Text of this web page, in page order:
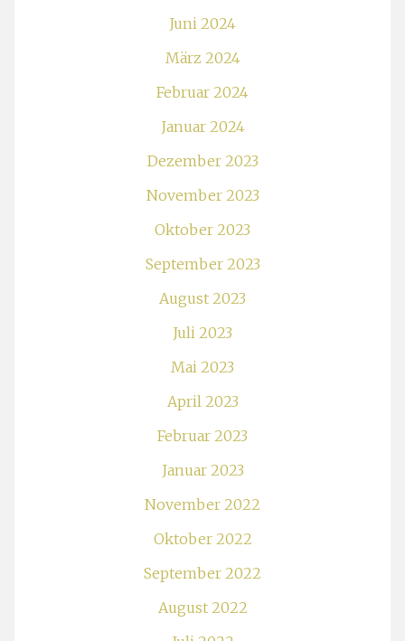
Juni 2024
März 2024
Februar 2024
Januar 2024
Dezember 2023
November 2023
Oktober 2023
September 2023
August 2023
Juli 2023
Mai 2023
April 2023
Februar 2023
Januar 2023
November 2022
Oktober 2022
September 2022
August 2022